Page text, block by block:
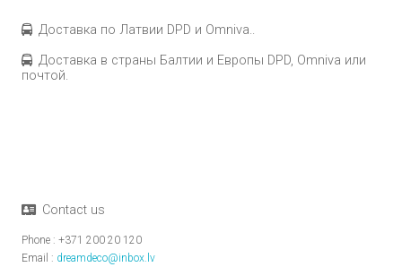
Доставка по Латвии DPD и Omniva..
Доставка в страны Балтии и Европы DPD, Omniva или
почтой.
Contact us
Phone : +371 200 20 120
Email : dreamdeco@inbox.lv